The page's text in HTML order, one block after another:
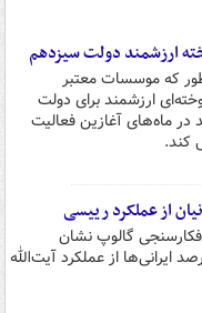
ارزشمند دولت سیزدهم
که موسسات معتبر
ارزشمند برای دولت
در ماه‌های آغازین فعالیت
کند.
گالوپ نشان
بیش از ۷۰ درصد ایرانی‌ها از عملکرد آیت‌الله